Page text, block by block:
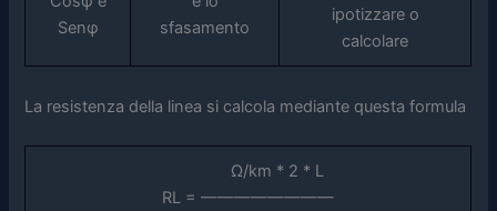
Senφ
sfasamento
ipotizzare o
calcolare
La resistenza della linea si calcola mediante questa formula
Ω/km * 2 * L
RL = ————————